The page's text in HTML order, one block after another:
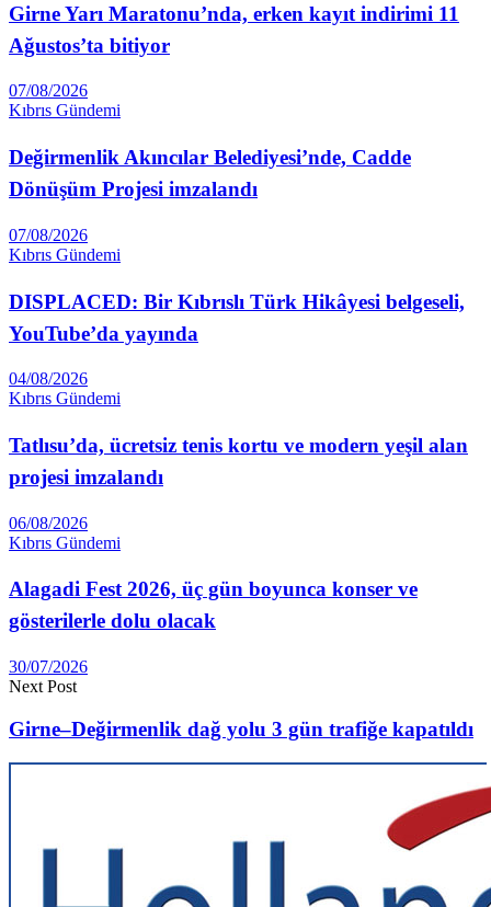
Girne Yarı Maratonu’nda, erken kayıt indirimi 11
Ağustos’ta bitiyor
07/08/2026
Kıbrıs Gündemi
Değirmenlik Akıncılar Belediyesi’nde, Cadde
Dönüşüm Projesi imzalandı
07/08/2026
Kıbrıs Gündemi
DISPLACED: Bir Kıbrıslı Türk Hikâyesi belgeseli,
YouTube’da yayında
04/08/2026
Kıbrıs Gündemi
Tatlısu’da, ücretsiz tenis kortu ve modern yeşil alan
projesi imzalandı
06/08/2026
Kıbrıs Gündemi
Alagadi Fest 2026, üç gün boyunca konser ve
gösterilerle dolu olacak
30/07/2026
Next Post
Girne–Değirmenlik dağ yolu 3 gün trafiğe kapatıldı